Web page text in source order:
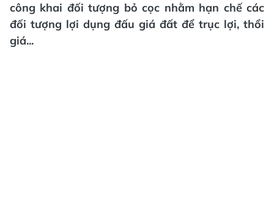
công khai đối tượng bỏ cọc nhằm hạn chế các
đối tượng lợi dụng đấu giá đất để trục lợi, thổi
giá...